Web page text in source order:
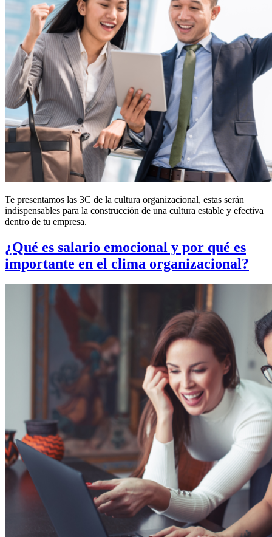
Te presentamos las 3C de la cultura organizacional, estas serán
indispensables para la construcción de una cultura estable y efectiva
dentro de tu empresa.
¿Qué es salario emocional y por qué es
importante en el clima organizacional?